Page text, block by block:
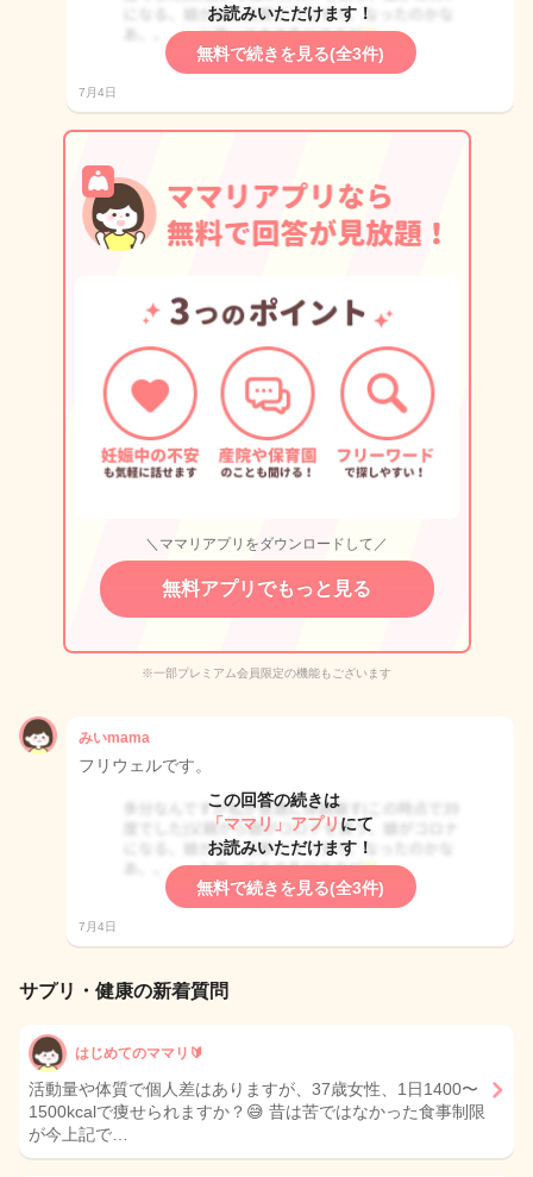
お読みいただけます！
無料で続きを見る(全3件)
7月4日
＼ママリアプリをダウンロードして／
無料アプリでもっと見る
※一部プレミアム会員限定の機能もございます
みいmama
フリウェルです。
この回答の続きは
「ママリ」アプリ にて
お読みいただけます！
無料で続きを見る(全3件)
7月4日
サプリ・健康の新着質問
はじめてのママリ🔰
活動量や体質で個人差はありますが、37歳女性、1日1400〜
1500kcalで痩せられますか？😅 昔は苦ではなかった食事制限
が今上記で…